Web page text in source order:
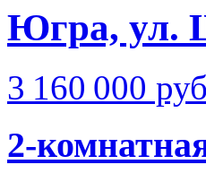
Югра, ул.
3 160 000
2-